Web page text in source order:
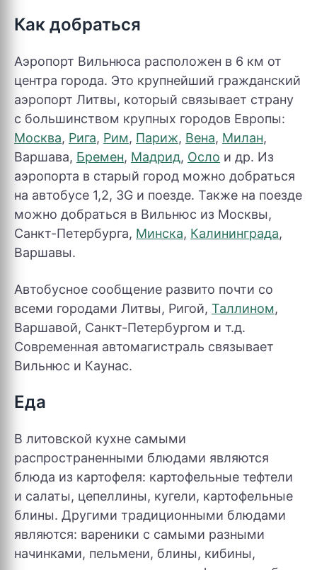
Как добраться
Аэропорт Вильнюса расположен в 6 км от
центра города. Это крупнейший гражданский
аэропорт Литвы, который связывает страну
с большинством крупных городов Европы:
Москва, Рига, Рим, Париж, Вена, Милан,
Варшава, Бремен, Мадрид, Осло и др. Из
аэропорта в старый город можно добраться
на автобусе 1,2, 3G и поезде. Также на поезде
можно добраться в Вильнюс из Москвы,
Санкт-Петербурга, Минска, Калининграда,
Варшавы.
Автобусное сообщение развито почти со
всеми городами Литвы, Ригой, Таллином,
Варшавой, Санкт-Петербургом и т.д.
Современная автомагистраль связывает
Вильнюс и Каунас.
Еда
В литовской кухне самыми
распространенными блюдами являются
блюда из картофеля: картофельные тефтели
и салаты, цепеллины, кугели, картофельные
блины. Другими традиционными блюдами
являются: вареники с самыми разными
начинками, пельмени, блины, кибины,